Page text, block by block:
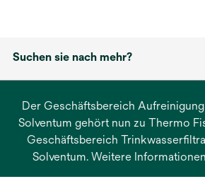
Suchen sie nach mehr?
Der Geschäftsbereich
Solventum gehört nun zu Thermo
Geschäftsbereich
Solventum. Weitere